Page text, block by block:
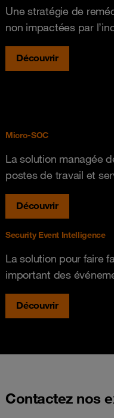
Une stratégie de
non impactées par
Découvrir
Micro-SOC
La solution managée
postes de travail et
Découvrir
Security Event Intelligence
La solution pour faire
important des
Découvrir
Contactez nos